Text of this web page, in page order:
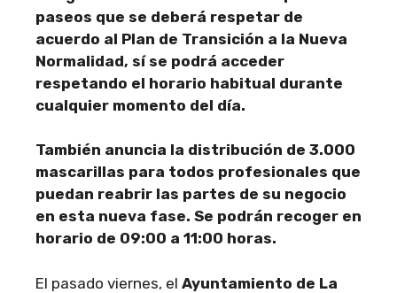
paseos que se deberá respetar de
acuerdo al Plan de Transición a la Nueva
Normalidad, sí se podrá acceder
respetando el horario habitual durante
cualquier momento del día.
También anuncia la distribución de 3.000
mascarillas para todos profesionales que
puedan reabrir las partes de su negocio
en esta nueva fase. Se podrán recoger en
horario de 09:00 a 11:00 horas.
El pasado viernes, el Ayuntamiento de La